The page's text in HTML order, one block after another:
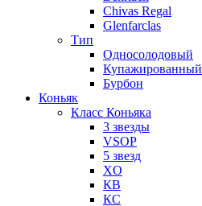
Chivas Regal
Glenfarclas
Тип
Односолодовый
Купажированный
Бурбон
Коньяк
Класс Коньяка
3 звезды
VSOP
5 звезд
XO
КВ
КС